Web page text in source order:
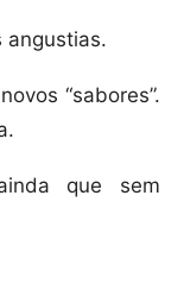
angustias.
“sabores”.
que sem